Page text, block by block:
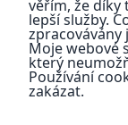
věřím, že
lepší služby.
zpracovávány
Moje webové
který
Používání
zakázat.